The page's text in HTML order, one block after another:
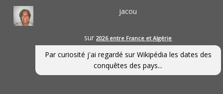
jacou
sur2026 entre France et Algérie
Par curiosité j'ai regardé sur Wikipédia les dates des
conquêtes des pays...